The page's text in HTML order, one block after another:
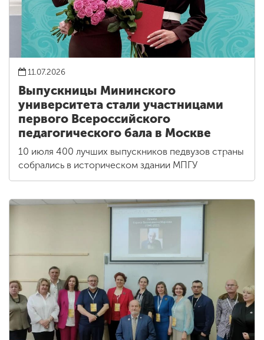
11.07.2026
Выпускницы Мининского
университета стали участницами
первого Всероссийского
педагогического бала в Москве
10 июля 400 лучших выпускников педвузов страны
собрались в историческом здании МПГУ